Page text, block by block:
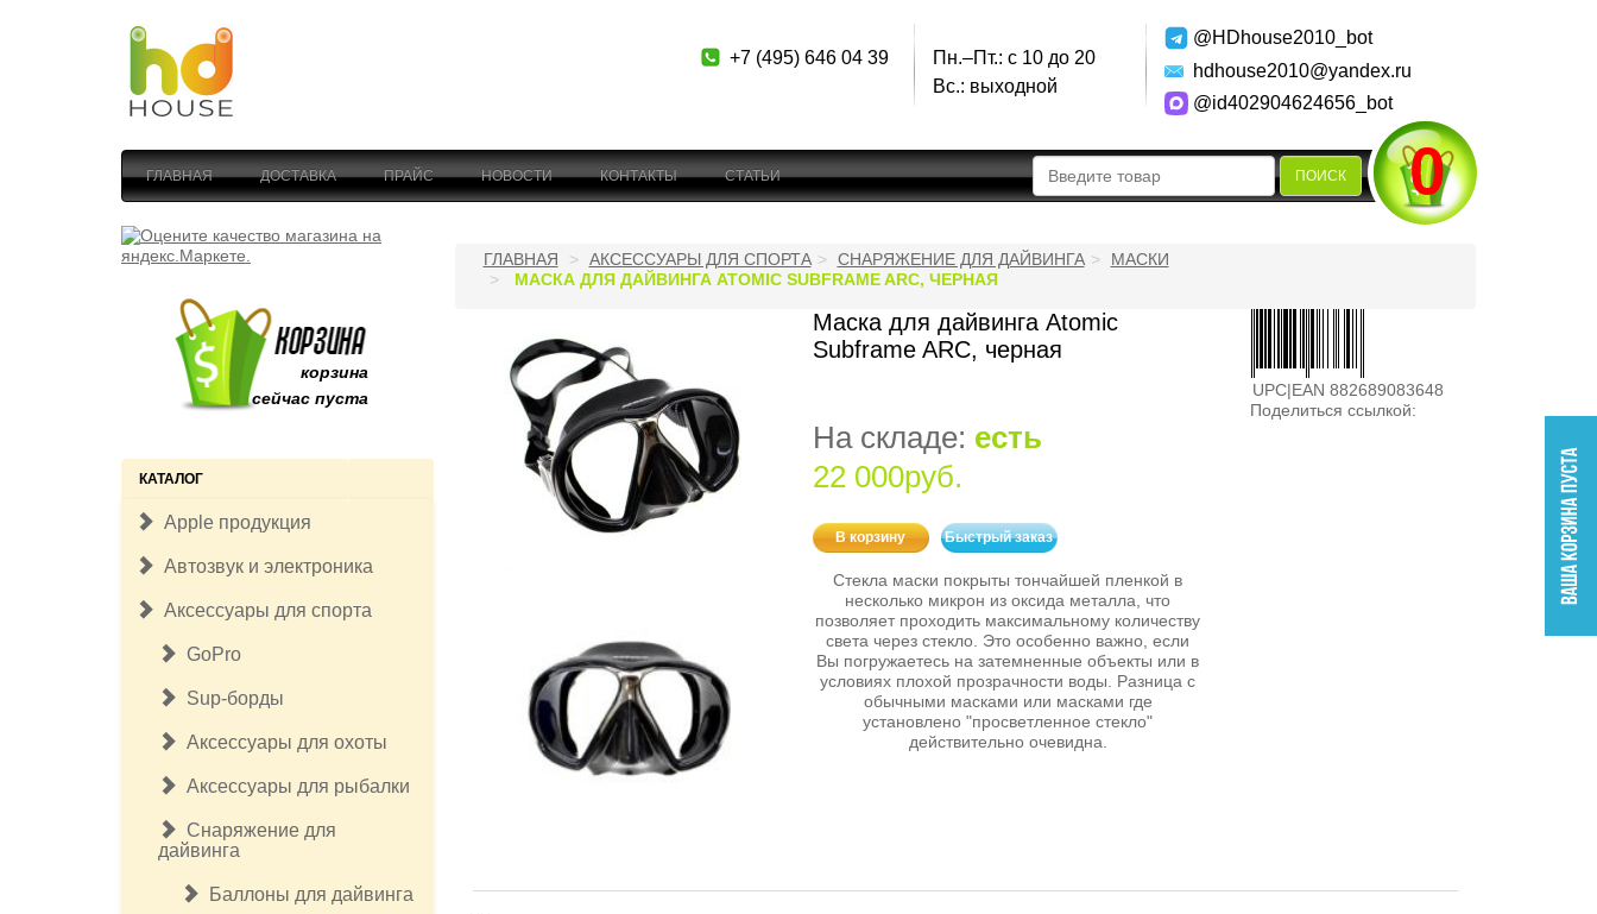
+7 (495) 646 04 39
Пн.–Пт.: с 10 до 20
Вс.: выходной
@HDhouse2010_bot
hdhouse2010@yandex.ru
@id402904624656_bot
ГЛАВНАЯ ДОСТАВКА ПРАЙС НОВОСТИ КОНТАКТЫ СТАТЬИ ПОИСК 0
корзина
сейчас пуста
КАТАЛОГ
Apple продукция
Автозвук и электроника
Аксессуары для спорта
GoPro
Sup-борды
Аксессуары для охоты
Аксессуары для рыбалки
Снаряжение для
дайвинга
Баллоны для дайвинга
ГЛАВНАЯ АКСЕССУАРЫ ДЛЯ СПОРТА СНАРЯЖЕНИЕ ДЛЯ ДАЙВИНГА
МАСКИ
МАСКА ДЛЯ ДАЙВИНГА ATOMIC SUBFRAME ARC, ЧЕРНАЯ
Маска для дайвинга Atomic
Subframe ARC, черная
На складе: есть
22 000руб.
В корзину Быстрый заказ
Стекла маски покрыты тончайшей пленкой в
несколько микрон из оксида металла, что
позволяет проходить максимальному количеству
света через стекло. Это особенно важно, если
Вы погружаетесь на затемненные объекты или в
условиях плохой прозрачности воды. Разница с
обычными масками или масками где
установлено "просветленное стекло"
действительно очевидна.
UPC|EAN 882689083648
Поделиться ссылкой: